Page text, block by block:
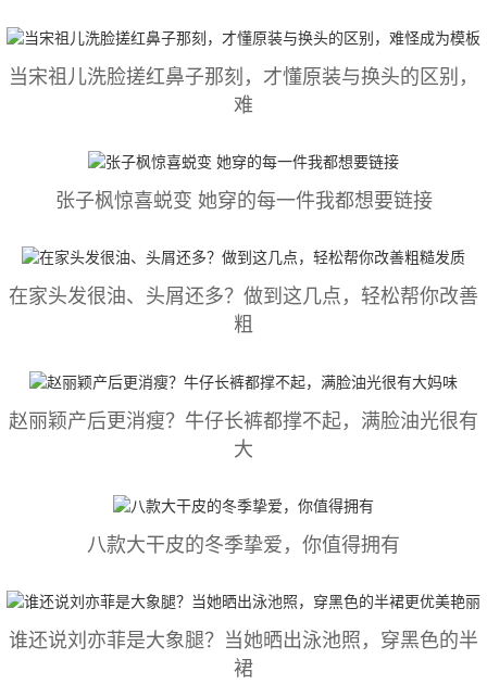
当宋祖儿洗脸搓红鼻子那刻，才懂原装与换头的区别，
难
张子枫惊喜蜕变 她穿的每一件我都想要链接
在家头发很油、头屑还多？做到这几点，轻松帮你改善
粗
赵丽颖产后更消瘦？牛仔长裤都撑不起，满脸油光很有
大
八款大干皮的冬季挚爱，你值得拥有
谁还说刘亦菲是大象腿？当她晒出泳池照，穿黑色的半
裙